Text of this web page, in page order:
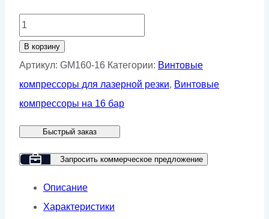
Количество
товара
Винтовой
компрессор
GMP
160-
16
В корзину
Артикул: GM160-16 Категории: Винтовые
компрессоры для лазерной резки, Винтовые
компрессоры на 16 бар
Быстрый заказ
Запросить коммерческое предложение
Описание
Характеристики